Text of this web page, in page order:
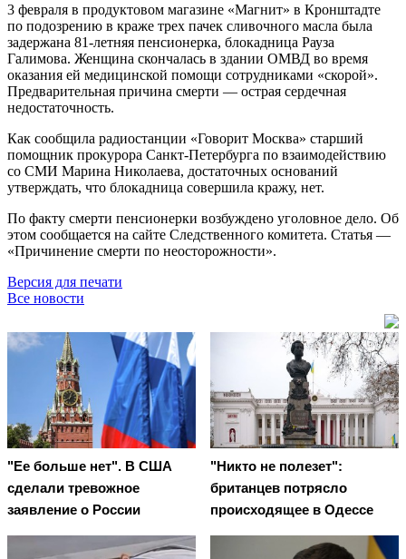
3 февраля в продуктовом магазине «Магнит» в Кронштадте
по подозрению в краже трех пачек сливочного масла была
задержана 81-летняя пенсионерка, блокадница Рауза
Галимова. Женщина скончалась в здании ОМВД во время
оказания ей медицинской помощи сотрудниками «скорой».
Предварительная причина смерти — острая сердечная
недостаточность.
Как сообщила радиостанции «Говорит Москва» старший
помощник прокурора Санкт-Петербурга по взаимодействию
со СМИ Марина Николаева, достаточных оснований
утверждать, что блокадница совершила кражу, нет.
По факту смерти пенсионерки возбуждено уголовное дело. Об
этом сообщается на сайте Следственного комитета. Статья —
«Причинение смерти по неосторожности».
Версия для печати
Все новости
"Ее больше нет". В США
сделали тревожное
заявление о России
"Никто не полезет":
британцев потрясло
происходящее в Одессе